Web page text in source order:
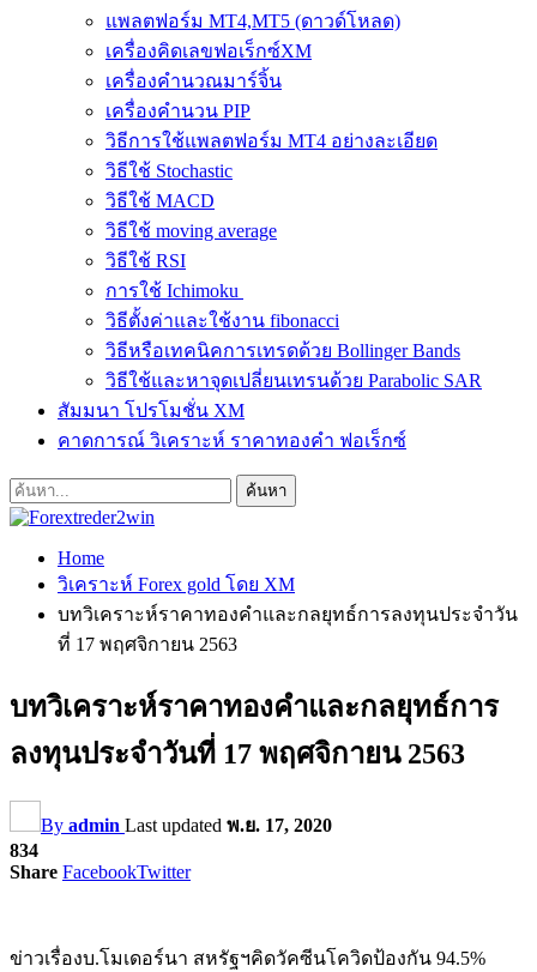
แพลตฟอร์ม MT4,MT5 (ดาวด์โหลด)
เครื่องคิดเลขฟอเร็กซ์XM
เครื่องคำนวณมาร์จิ้น
เครื่องคำนวน PIP
วิธีการใช้แพลตฟอร์ม MT4 อย่างละเอียด
วิธีใช้ Stochastic
วิธีใช้ MACD
วิธีใช้ moving average
วิธีใช้ RSI
การใช้ Ichimoku
วิธีตั้งค่าและใช้งาน fibonacci
วิธีหรือเทคนิคการเทรดด้วย Bollinger Bands
วิธีใช้และหาจุดเปลี่ยนเทรนด้วย Parabolic SAR
สัมมนา โปรโมชั่น XM
คาดการณ์ วิเคราะห์ ราคาทองคำ ฟอเร็กซ์
Home
วิเคราะห์ Forex gold โดย XM
บทวิเคราะห์ราคาทองคำและกลยุทธ์การลงทุนประจำวัน
ที่ 17 พฤศจิกายน 2563
บทวิเคราะห์ราคาทองคำและกลยุทธ์การ
ลงทุนประจำวันที่ 17 พฤศจิกายน 2563
By admin Last updated พ.ย. 17, 2020
834
Share FacebookTwitter
ข่าวเรื่องบ.โมเดอร์นา สหรัฐฯคิดวัคซีนโควิดป้องกัน 94.5%